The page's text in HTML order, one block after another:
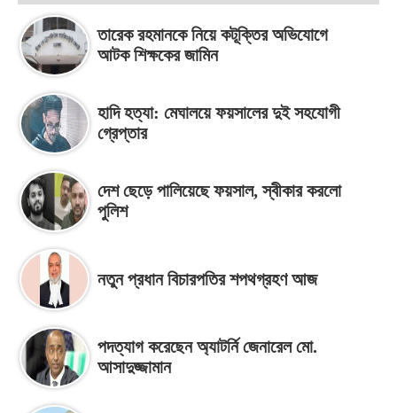
তারেক রহমানকে নিয়ে কটূক্তির অভিযোগে
আটক শিক্ষকের জামিন
হাদি হত্যা: মেঘালয়ে ফয়সালের দুই সহযোগী
গ্রেপ্তার
দেশ ছেড়ে পালিয়েছে ফয়সাল, স্বীকার করলো
পুলিশ
নতুন প্রধান বিচারপতির শপথগ্রহণ আজ
পদত্যাগ করেছেন অ্যাটর্নি জেনারেল মো.
আসাদুজ্জামান